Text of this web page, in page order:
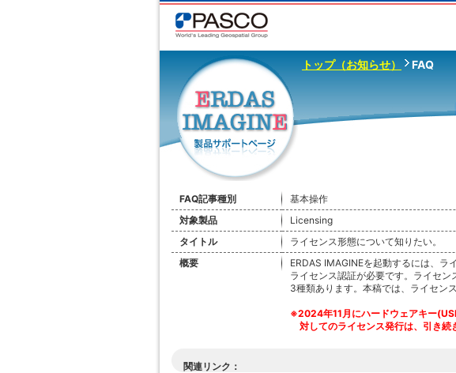
トップ（お知らせ） FAQ
FAQ記事種別
基本操作
対象製品
Licensing
タイトル
ライセンス形態について知りたい。
概要
ERDAS IMAGINEを起動するには、
ライセンス認証が必要です。ライセ
3種類あります。本稿では、ライセン
※2024年11月にハードウェアキー
対してのライセンス発行は、引き続
関連リンク：